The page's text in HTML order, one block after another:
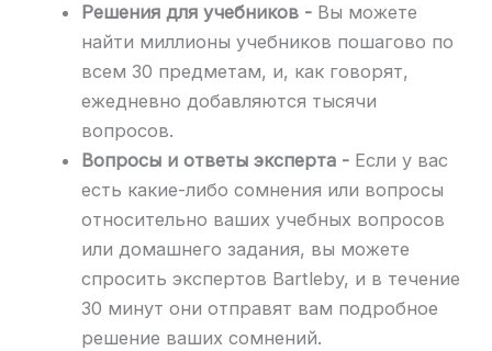
Решения для учебников - Вы можете
найти миллионы учебников пошагово по
всем 30 предметам, и, как говорят,
ежедневно добавляются тысячи
вопросов.
Вопросы и ответы эксперта - Если у вас
есть какие-либо сомнения или вопросы
относительно ваших учебных вопросов
или домашнего задания, вы можете
спросить экспертов Bartleby, и в течение
30 минут они отправят вам подробное
решение ваших сомнений.